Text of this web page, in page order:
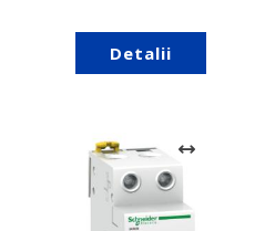
Detalii